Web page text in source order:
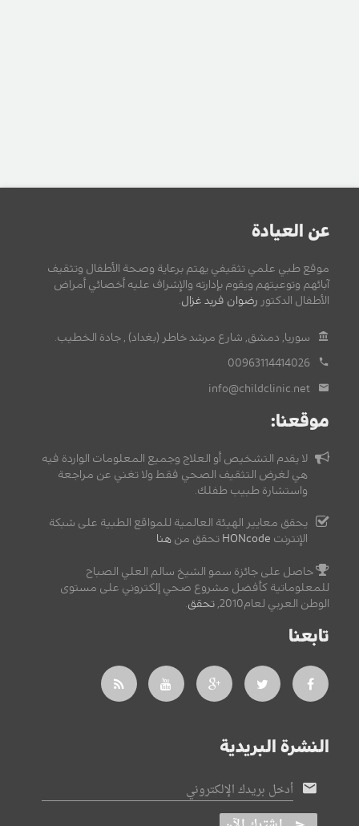
عن العيادة
موقع طبي علمي تثقيفي يهتم برعاية وصحة الأطفال وتثقيف
آبائهم وتوعيتهم ويقوم بإدارته والإشراف عليه أخصائي أمراض
الأطفال الدكتور رضوان فريد غزال
سوريا, دمشق, شارع مرشد خاطر (بغداد) , جادة الخطيب.
00963114414026
info@childclinic.net
موقعنا:
لا يقدم التشخيص أو العلاج وجميع المعلومات الواردة فيه
هي لغرض التثقيف الصحي فقط ولا تغني عن مراجعة
واستشارة طبيب طفلك.
يحقق معايير الهيئة العالمية للمواقع الطبية على شبكة
الإنترنت HONcode تحقق من هنا
حاصل على جائزة سمو الشيخ سالم العلي الصباح
للمعلوماتية كأفضل مشروع صحي إلكتروني على مستوى
الوطن العربي لعام2010,
تحقق
تابعنا
النشرة البريدية
أدخل بريدك الإلكتروني